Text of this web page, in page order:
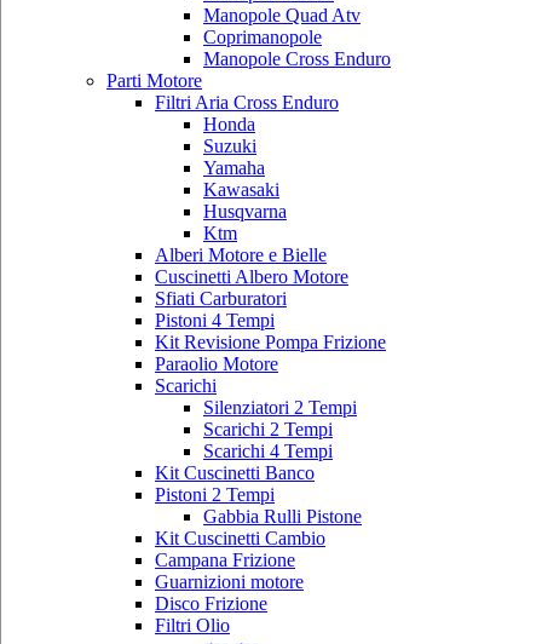
Manopole Quad Atv
Coprimanopole
Manopole Cross Enduro
Parti Motore
Filtri Aria Cross Enduro
Honda
Suzuki
Yamaha
Kawasaki
Husqvarna
Ktm
Alberi Motore e Bielle
Cuscinetti Albero Motore
Sfiati Carburatori
Pistoni 4 Tempi
Kit Revisione Pompa Frizione
Paraolio Motore
Scarichi
Silenziatori 2 Tempi
Scarichi 2 Tempi
Scarichi 4 Tempi
Kit Cuscinetti Banco
Pistoni 2 Tempi
Gabbia Rulli Pistone
Kit Cuscinetti Cambio
Campana Frizione
Guarnizioni motore
Disco Frizione
Filtri Olio